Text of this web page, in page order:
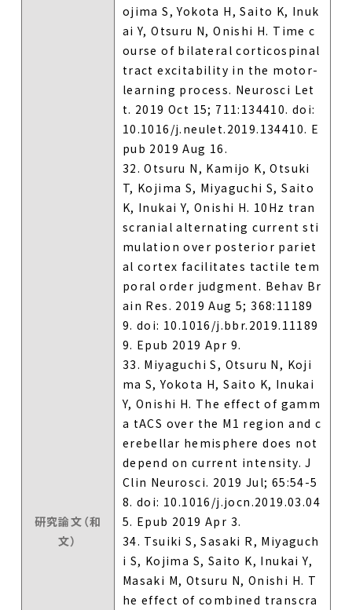
研究論文（和
文）
ojima S, Yokota H, Saito K, Inuk
ai Y, Otsuru N, Onishi H. Time c
ourse of bilateral corticospinal
tract excitability in the motor-
learning process. Neurosci Let
t. 2019 Oct 15; 711:134410. doi:
10.1016/j.neulet.2019.134410. E
pub 2019 Aug 16.
32. Otsuru N, Kamijo K, Otsuki
T, Kojima S, Miyaguchi S, Saito
K, Inukai Y, Onishi H. 10Hz tran
scranial alternating current sti
mulation over posterior pariet
al cortex facilitates tactile tem
poral order judgment. Behav Br
ain Res. 2019 Aug 5; 368:11189
9. doi: 10.1016/j.bbr.2019.11189
9. Epub 2019 Apr 9.
33. Miyaguchi S, Otsuru N, Koji
ma S, Yokota H, Saito K, Inukai
Y, Onishi H. The effect of gamm
a tACS over the M1 region and c
erebellar hemisphere does not
depend on current intensity. J
Clin Neurosci. 2019 Jul; 65:54-5
8. doi: 10.1016/j.jocn.2019.03.04
5. Epub 2019 Apr 3.
34. Tsuiki S, Sasaki R, Miyaguch
i S, Kojima S, Saito K, Inukai Y,
Masaki M, Otsuru N, Onishi H. T
he effect of combined transcra